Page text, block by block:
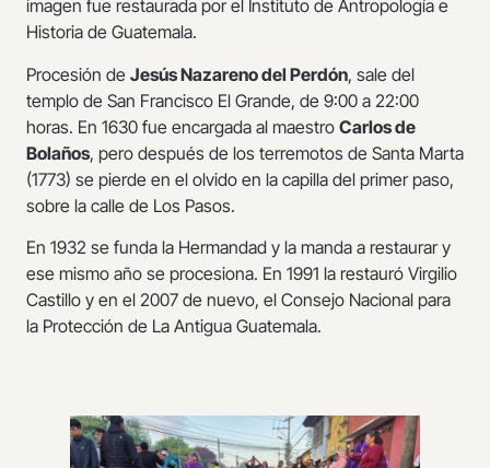
imagen fue restaurada por el Instituto de Antropología e
Historia de Guatemala.
Procesión de Jesús Nazareno del Perdón, sale del
templo de San Francisco El Grande, de 9:00 a 22:00
horas. En 1630 fue encargada al maestro Carlos de
Bolaños, pero después de los terremotos de Santa Marta
(1773) se pierde en el olvido en la capilla del primer paso,
sobre la calle de Los Pasos.
En 1932 se funda la Hermandad y la manda a restaurar y
ese mismo año se procesiona. En 1991 la restauró Virgilio
Castillo y en el 2007 de nuevo, el Consejo Nacional para
la Protección de La Antigua Guatemala.